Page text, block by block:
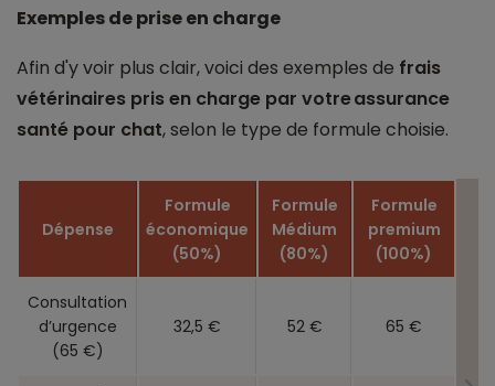
Exemples de prise en charge
Afin d'y voir plus clair, voici des exemples de frais
vétérinaires pris en charge par votre assurance
santé pour chat, selon le type de formule choisie.
Dépense
Formule
économique
(50%)
Formule
Médium
(80%)
Formule
premium
(100%)
Consultation
d’urgence
(65 €)
32,5 € 52 € 65 €